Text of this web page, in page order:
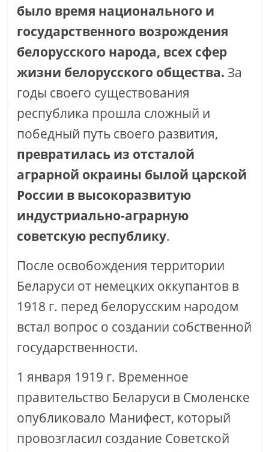
было время национального и
государственного возрождения
белорусского народа, всех сфер
жизни белорусского общества. За
годы своего существования
республика прошла сложный и
победный путь своего развития,
превратилась из отсталой
аграрной окраины былой царской
России в высокоразвитую
индустриально-аграрную
советскую республику.
После освобождения территории
Беларуси от немецких оккупантов в
1918 г. перед белорусским народом
встал вопрос о создании собственной
государственности.
1 января 1919 г. Временное
правительство Беларуси в Смоленске
опубликовало Манифест, который
провозгласил создание Советской